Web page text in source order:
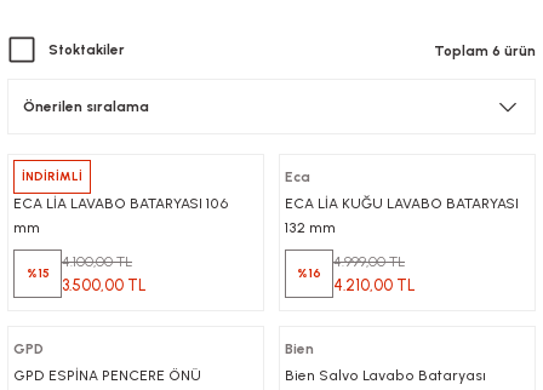
Stoktakiler Toplam 6 ürün
İNDİRİMLİ
Eca
ECA LİA LAVABO BATARYASI 106
mm
%15
4.100,00 TL
3.500,00 TL
Eca
ECA LİA KUĞU LAVABO BATARYASI
132 mm
%16
4.999,00 TL
4.210,00 TL
GPD
GPD ESPİNA PENCERE ÖNÜ
Bien
Bien Salvo Lavabo Bataryası